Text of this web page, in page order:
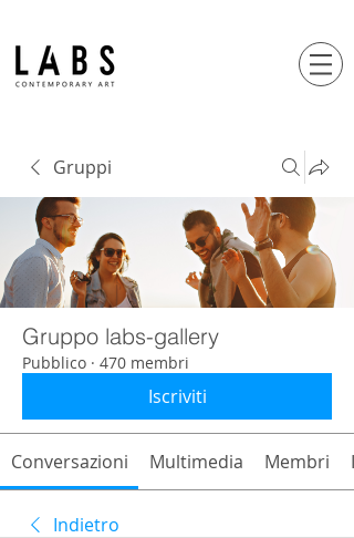
Gruppi
Gruppo labs-gallery
Pubblico · 470 membri
Iscriviti
Conversazioni Multimedia Membri
Indietro